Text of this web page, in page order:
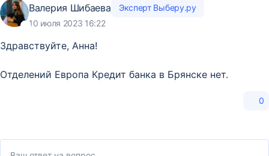
Валерия Шибаева
Эксперт Выберу.ру
10 июля 2023 16:22
Здравствуйте, Анна!
Отделений Европа Кредит банка в Брянске нет.
0